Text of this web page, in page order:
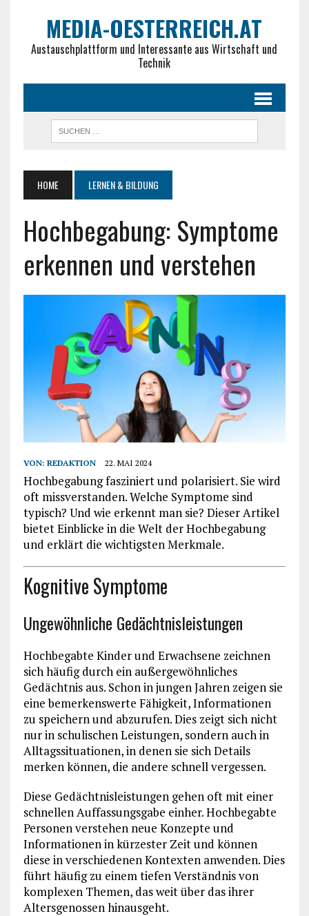
MEDIA-OESTERREICH.AT
Austauschplattform und Interessante aus Wirtschaft und
Technik
HOME LERNEN & BILDUNG
Hochbegabung: Symptome
erkennen und verstehen
VON: REDAKTION 22. MAI 2024
Hochbegabung fasziniert und polarisiert. Sie wird
oft missverstanden. Welche Symptome sind
typisch? Und wie erkennt man sie? Dieser Artikel
bietet Einblicke in die Welt der Hochbegabung
und erklärt die wichtigsten Merkmale.
Kognitive Symptome
Ungewöhnliche Gedächtnisleistungen
Hochbegabte Kinder und Erwachsene zeichnen
sich häufig durch ein außergewöhnliches
Gedächtnis aus. Schon in jungen Jahren zeigen sie
eine bemerkenswerte Fähigkeit, Informationen
zu speichern und abzurufen. Dies zeigt sich nicht
nur in schulischen Leistungen, sondern auch in
Alltagssituationen, in denen sie sich Details
merken können, die andere schnell vergessen.
Diese Gedächtnisleistungen gehen oft mit einer
schnellen Auffassungsgabe einher. Hochbegabte
Personen verstehen neue Konzepte und
Informationen in kürzester Zeit und können
diese in verschiedenen Kontexten anwenden. Dies
führt häufig zu einem tiefen Verständnis von
komplexen Themen, das weit über das ihrer
Altersgenossen hinausgeht.